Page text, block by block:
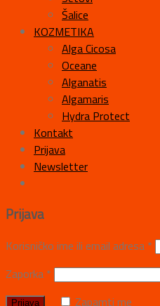
Šalice
KOZMETIKA
Alga Cicosa
Oceane
Alganatis
Algamaris
Hydra Protect
Kontakt
Prijava
Newsletter
Prijava
Korisničko ime ili email adresa *
Zaporka *
Zapamti me